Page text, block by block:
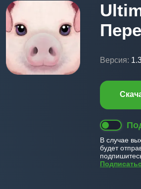
Версия:
В случае
будет